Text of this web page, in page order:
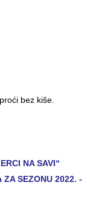
bez kiše.
NA SAVI“
ZA SEZONU 2022. -